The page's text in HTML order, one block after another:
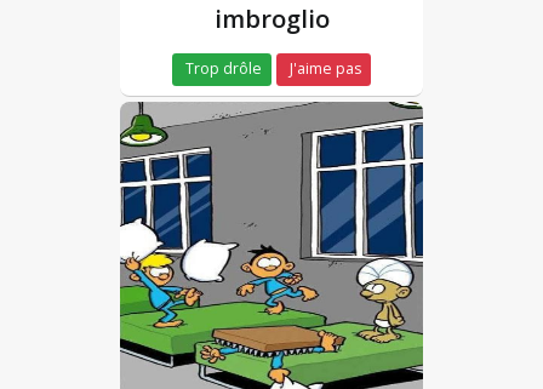
imbroglio
Trop drôle J'aime pas